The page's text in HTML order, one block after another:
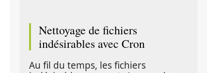
Nettoyage de fichiers
indésirables avec Cron
Au fil du temps, les fichiers